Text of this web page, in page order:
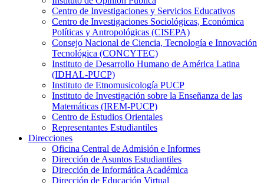
Centro de Investigaciones y Servicios Educativos
Centro de Investigaciones Sociológicas, Económica
Políticas y Antropológicas (CISEPA)
Consejo Nacional de Ciencia, Tecnología e Innovación
Tecnológica (CONCYTEC)
Instituto de Desarrollo Humano de América Latina
(IDHAL-PUCP)
Instituto de Etnomusicología PUCP
Instituto de Investigación sobre la Enseñanza de las
Matemáticas (IREM-PUCP)
Centro de Estudios Orientales
Representantes Estudiantiles
Direcciones
Oficina Central de Admisión e Informes
Dirección de Asuntos Estudiantiles
Dirección de Informática Académica
Dirección de Educación Virtual